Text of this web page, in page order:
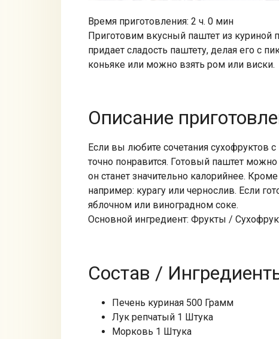
Время приготовления: 2 ч. 0 мин
Приготовим вкусный паштет из куриной
придает сладость паштету, делая его с
коньяке или можно взять ром или виски.
Описание
Если вы любите сочетания сухофруктов
точно понравится. Готовый паштет
он станет значительно калорийнее.
например: курагу или чернослив. Если
яблочном или виноградном соке.
Основной ингредиент: Фрукты /
Состав /
Печень куриная 500 Грамм
Лук репчатый 1 Штука
Морковь 1 Штука